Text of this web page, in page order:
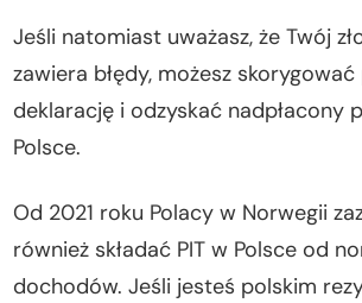
Jeśli natomiast uważasz, że Twój
zawiera błędy, możesz
deklarację i odzyskać nadpłacony
Polsce.
Od 2021 roku Polacy w Norwegii
również składać PIT w Polsce od
dochodów. Jeśli jesteś polskim